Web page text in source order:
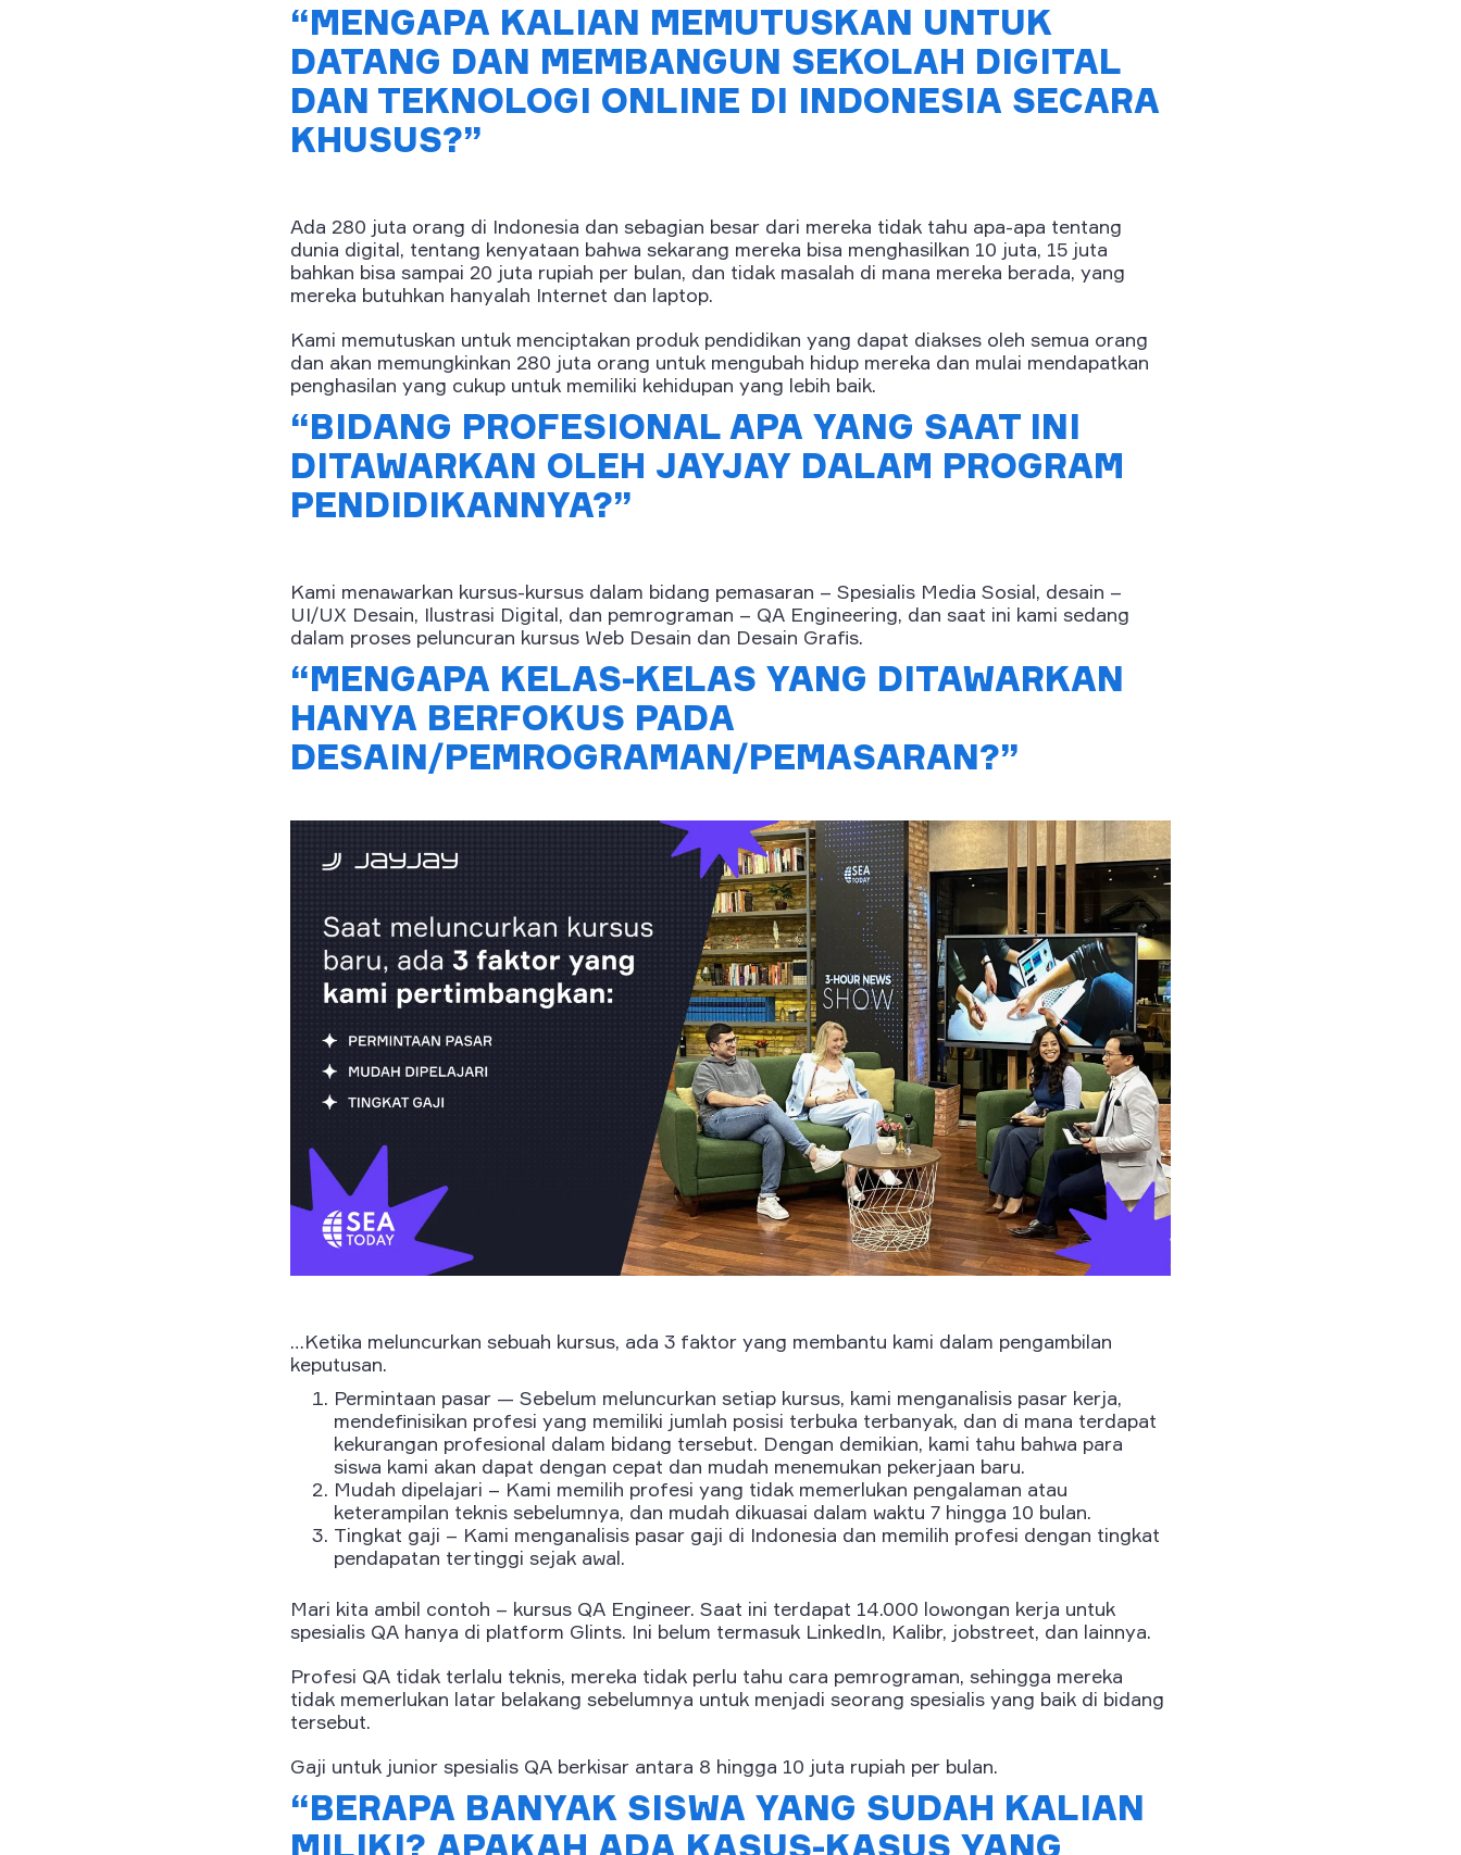
“MENGAPA KALIAN MEMUTUSKAN UNTUK
DATANG DAN MEMBANGUN SEKOLAH DIGITAL
DAN TEKNOLOGI ONLINE DI INDONESIA SECARA
KHUSUS?”
Ada 280 juta orang di Indonesia dan sebagian besar dari mereka tidak tahu apa-apa tentang
dunia digital, tentang kenyataan bahwa sekarang mereka bisa menghasilkan 10 juta, 15 juta
bahkan bisa sampai 20 juta rupiah per bulan, dan tidak masalah di mana mereka berada, yang
mereka butuhkan hanyalah Internet dan laptop.
Kami memutuskan untuk menciptakan produk pendidikan yang dapat diakses oleh semua orang
dan akan memungkinkan 280 juta orang untuk mengubah hidup mereka dan mulai mendapatkan
penghasilan yang cukup untuk memiliki kehidupan yang lebih baik.
“BIDANG PROFESIONAL APA YANG SAAT INI
DITAWARKAN OLEH JAYJAY DALAM PROGRAM
PENDIDIKANNYA?”
Kami menawarkan kursus-kursus dalam bidang pemasaran – Spesialis Media Sosial, desain –
UI/UX Desain, Ilustrasi Digital, dan pemrograman – QA Engineering, dan saat ini kami sedang
dalam proses peluncuran kursus Web Desain dan Desain Grafis.
“MENGAPA KELAS-KELAS YANG DITAWARKAN
HANYA BERFOKUS PADA
DESAIN/PEMROGRAMAN/PEMASARAN?”
…Ketika meluncurkan sebuah kursus, ada 3 faktor yang membantu kami dalam pengambilan
keputusan.
Permintaan pasar — Sebelum meluncurkan setiap kursus, kami menganalisis pasar kerja,
mendefinisikan profesi yang memiliki jumlah posisi terbuka terbanyak, dan di mana terdapat
kekurangan profesional dalam bidang tersebut. Dengan demikian, kami tahu bahwa para
siswa kami akan dapat dengan cepat dan mudah menemukan pekerjaan baru.
Mudah dipelajari – Kami memilih profesi yang tidak memerlukan pengalaman atau
keterampilan teknis sebelumnya, dan mudah dikuasai dalam waktu 7 hingga 10 bulan.
Tingkat gaji – Kami menganalisis pasar gaji di Indonesia dan memilih profesi dengan tingkat
pendapatan tertinggi sejak awal.
Mari kita ambil contoh – kursus QA Engineer. Saat ini terdapat 14.000 lowongan kerja untuk
spesialis QA hanya di platform Glints. Ini belum termasuk LinkedIn, Kalibr, jobstreet, dan lainnya.
Profesi QA tidak terlalu teknis, mereka tidak perlu tahu cara pemrograman, sehingga mereka
tidak memerlukan latar belakang sebelumnya untuk menjadi seorang spesialis yang baik di bidang
tersebut.
Gaji untuk junior spesialis QA berkisar antara 8 hingga 10 juta rupiah per bulan.
“BERAPA BANYAK SISWA YANG SUDAH KALIAN